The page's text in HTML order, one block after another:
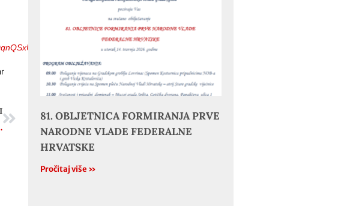
81. OBLJETNICA FORMIRANJA PRVE
NARODNE VLADE FEDERALNE
HRVATSKE
Pročitaj više »